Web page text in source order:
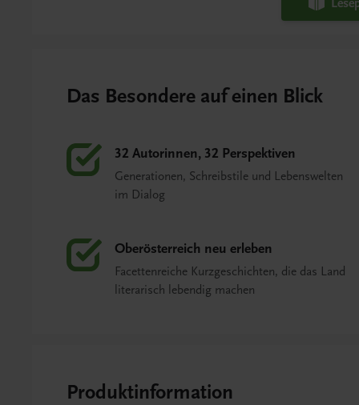
Das Besondere auf einen Blick
32 Autorinnen, 32 Perspektiven
Generationen, Schreibstile und Lebenswelten
im Dialog
Oberösterreich neu erleben
Facettenreiche Kurzgeschichten, die das Land
literarisch lebendig machen
Produktinformation